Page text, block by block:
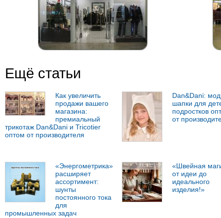
Ещё статьи
Как увеличить
продажи вашего
магазина:
премиальный
трикотаж Dan&Dani и Tricotier
оптом от производителя
Dan&Dani:
шапки для
подростков
от
«Энергометрика»
расширяет
ассортимент:
шунты
постоянного тока
для
промышленных задач
«Швейная
от идеи до
идеального
изделия!»